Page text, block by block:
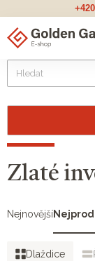
Zlaté
Nejnovější
Dlaždice